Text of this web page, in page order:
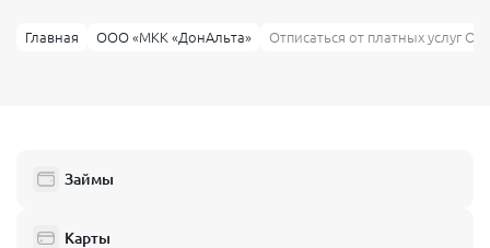
Главная ООО «МКК «ДонАльта» Отписаться от платных услуг
Займы
Карты